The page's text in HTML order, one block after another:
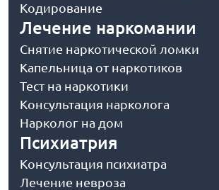
Кодирование
Лечение наркомании
Снятие наркотической ломки
Капельница от наркотиков
Тест на наркотики
Консультация нарколога
Нарколог на дом
Психиатрия
Консультация психиатра
Лечение невроза